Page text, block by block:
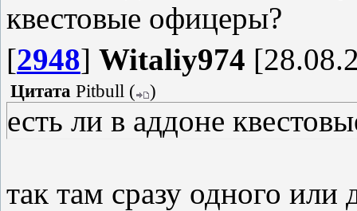
квестовые офицеры?
[2948] Witaliy974
Цитата Pitbull ( )
есть ли в аддоне
так там сразу одного или